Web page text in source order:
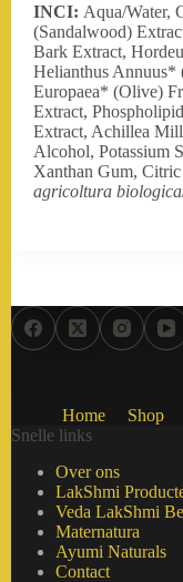
INCI: Aqua/Water,
(Sandalwood)
Bark Extract,
Helianthus Annuus*
Europaea* (Olive)
Extract,
Extract, Achillea
Alcohol, Potassium
Xanthan Gum,
agricoltura
Home Shop
Snelle links
Over ons
LakShmi
Veda LakShmi
Maternatura
Ayumi Naturals
Contact